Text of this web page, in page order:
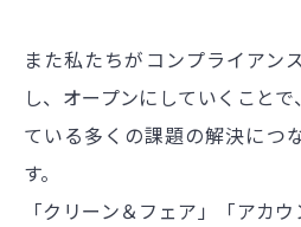
また私たちがコンプライアン
し、オープンにしていくこと
ている多くの課題の解決につ
す。
「クリーン＆フェア」「アカ